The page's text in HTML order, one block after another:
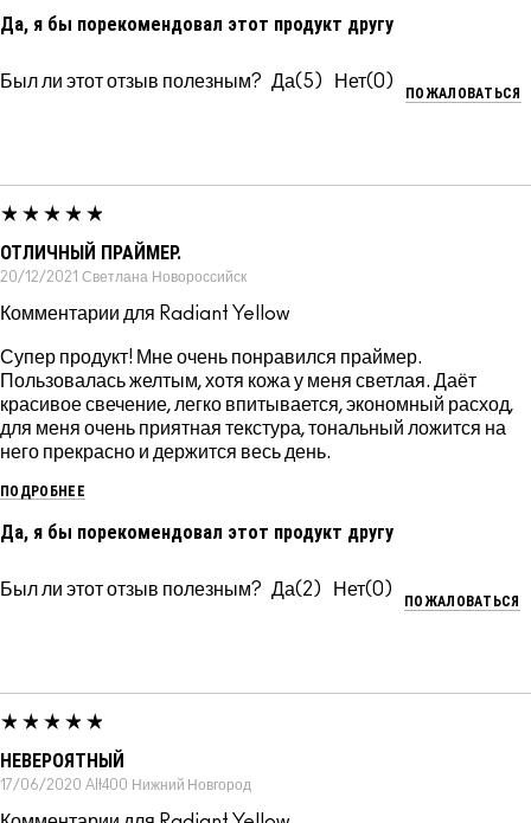
Да, я бы порекомендовал этот продукт другу
Был ли этот отзыв полезным? 5 0
ПОЖАЛОВАТЬСЯ
ОТЛИЧНЫЙ ПРАЙМЕР.
20/12/2021 Светлана Новороссийск
Комментарии для Radiant Yellow
Супер продукт! Мне очень понравился праймер.
Пользовалась желтым, хотя кожа у меня светлая. Даёт
красивое свечение, легко впитывается, экономный расход,
для меня очень приятная текстура, тональный ложится на
него прекрасно и держится весь день.
ПОДРОБНЕЕ
Да, я бы порекомендовал этот продукт другу
Был ли этот отзыв полезным? 2 0
ПОЖАЛОВАТЬСЯ
НЕВЕРОЯТНЫЙ
17/06/2020 Alt400 Нижний Новгород